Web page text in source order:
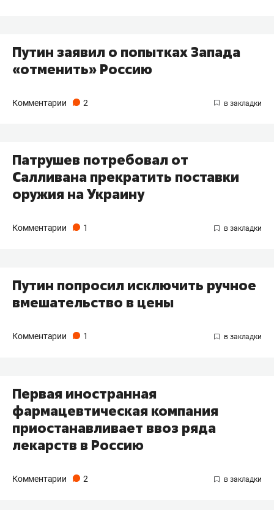
Путин заявил о попытках Запада
«отменить» Россию
Комментарии 2
Патрушев потребовал от
Салливана прекратить поставки
оружия на Украину
Комментарии 1
Путин попросил исключить ручное
вмешательство в цены
Комментарии 1
Первая иностранная
фармацевтическая компания
приостанавливает ввоз ряда
лекарств в Россию
Комментарии 2